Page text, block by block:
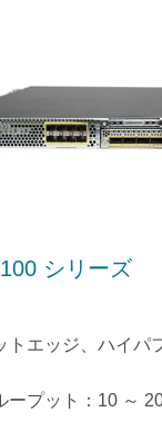
シリーズ
トエッジ、ハイパ
ープット：10 ～